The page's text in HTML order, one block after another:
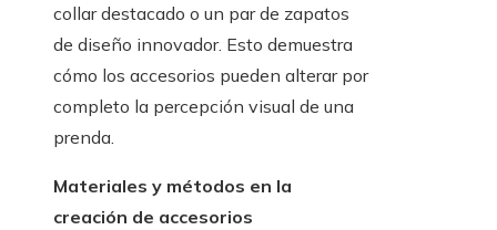
collar destacado o un par de zapatos
de diseño innovador. Esto demuestra
cómo los accesorios pueden alterar por
completo la percepción visual de una
prenda.
Materiales y métodos en la
creación de accesorios